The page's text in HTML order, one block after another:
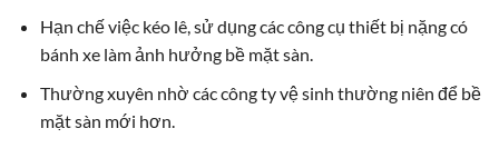
Hạn chế việc kéo lê, sử dụng các công cụ thiết bị nặng có
bánh xe làm ảnh hưởng bề mặt sàn.
Thường xuyên nhờ các công ty vệ sinh thường niên để bề
mặt sàn mới hơn.